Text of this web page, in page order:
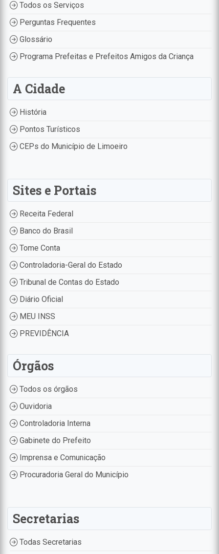
Todos os Serviços
Perguntas Frequentes
Glossário
Programa Prefeitas e Prefeitos Amigos da Criança
A Cidade
História
Pontos Turísticos
CEPs do Município de Limoeiro
Sites e Portais
Receita Federal
Banco do Brasil
Tome Conta
Controladoria-Geral do Estado
Tribunal de Contas do Estado
Diário Oficial
MEU INSS
PREVIDÊNCIA
Órgãos
Todos os órgãos
Ouvidoria
Controladoria Interna
Gabinete do Prefeito
Imprensa e Comunicação
Procuradoria Geral do Município
Secretarias
Todas Secretarias